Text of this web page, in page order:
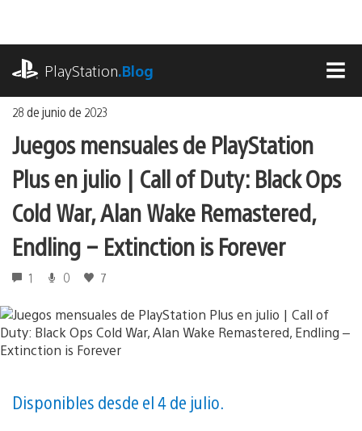
contenido
PlayStation.Blog
28 de junio de 2023
Juegos mensuales de PlayStation
Plus en julio | Call of Duty: Black Ops
Cold War, Alan Wake Remastered,
Endling – Extinction is Forever
1 0 7
Disponibles desde el 4 de julio.